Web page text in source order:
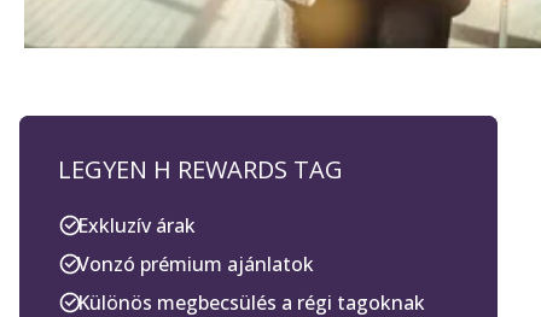
LEGYEN H REWARDS TAG
Exkluzív árak
Vonzó prémium ajánlatok
Különös megbecsülés a régi tagoknak